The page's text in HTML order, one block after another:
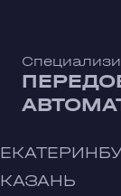
КАЗАНЬ